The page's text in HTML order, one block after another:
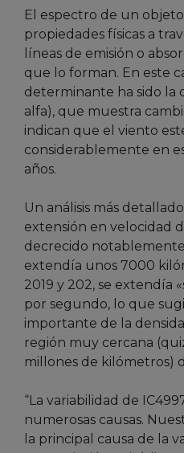
El espectro de un
propiedades físicas a
líneas de emisión o
que lo forman. En este
determinante ha sido la
alfa), que muestra
indican que el viento
considerablemente en
años.
Un análisis más
extensión en velocidad
decrecido
extendía unos 7000
2019 y 202, se extendía
por segundo, lo que
importante de la
región muy cercana
millones de kilómetros)
“La variabilidad de
numerosas causas.
la principal causa de la